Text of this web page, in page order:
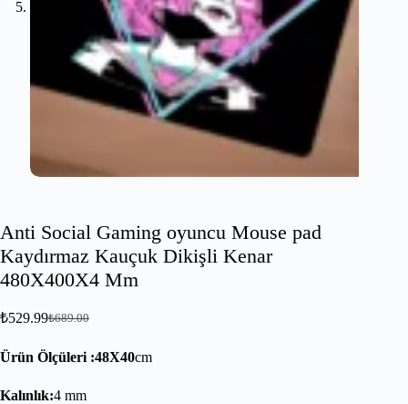
Anti Social Gaming oyuncu Mouse pad
Kaydırmaz Kauçuk Dikişli Kenar
480X400X4 Mm
₺689.00
₺529.99
Ürün Ölçüleri :48X40cm
Kalınlık:4 mm